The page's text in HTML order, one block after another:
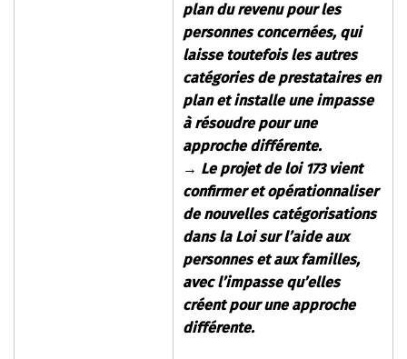
plan du revenu pour les
personnes concernées, qui
laisse toutefois les autres
catégories de prestataires en
plan et installe une impasse
à résoudre pour une
approche différente.
→ Le projet de loi 173 vient
confirmer et opérationnaliser
de nouvelles catégorisations
dans la Loi sur l’aide aux
personnes et aux familles,
avec l’impasse qu’elles
créent pour une approche
différente.